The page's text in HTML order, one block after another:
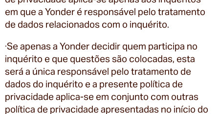
em que a Yonder é responsável pelo tratamento
de dados relacionados com o inquérito.
·Se apenas a Yonder decidir quem participa no
inquérito e que questões são colocadas, esta
será a única responsável pelo tratamento de
dados do inquérito e a presente política de
privacidade aplica-se em conjunto com outras
política de privacidade apresentadas no início do